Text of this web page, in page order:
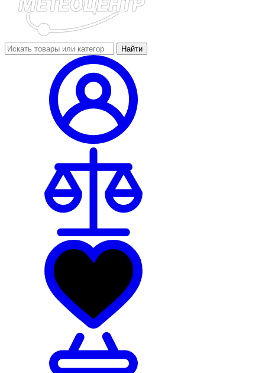
Найти